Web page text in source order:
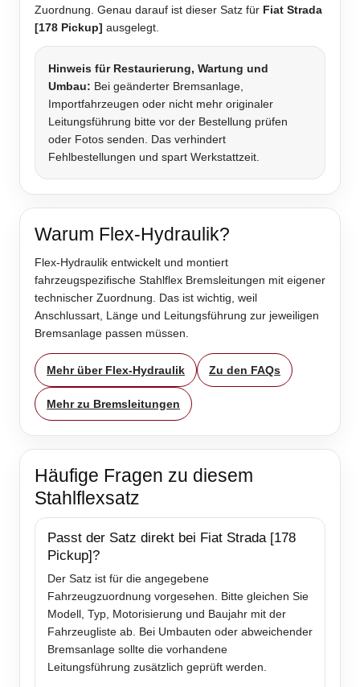
Zuordnung. Genau darauf ist dieser Satz für Fiat Strada
[178 Pickup] ausgelegt.
Hinweis für Restaurierung, Wartung und
Umbau: Bei geänderter Bremsanlage,
Importfahrzeugen oder nicht mehr originaler
Leitungsführung bitte vor der Bestellung prüfen
oder Fotos senden. Das verhindert
Fehlbestellungen und spart Werkstattzeit.
Warum Flex-Hydraulik?
Flex-Hydraulik entwickelt und montiert
fahrzeugspezifische Stahlflex Bremsleitungen mit eigener
technischer Zuordnung. Das ist wichtig, weil
Anschlussart, Länge und Leitungsführung zur jeweiligen
Bremsanlage passen müssen.
Mehr über Flex-Hydraulik Zu den FAQs
Mehr zu Bremsleitungen
Häufige Fragen zu diesem
Stahlflexsatz
Passt der Satz direkt bei Fiat Strada [178
Pickup]?
Der Satz ist für die angegebene
Fahrzeugzuordnung vorgesehen. Bitte gleichen Sie
Modell, Typ, Motorisierung und Baujahr mit der
Fahrzeugliste ab. Bei Umbauten oder abweichender
Bremsanlage sollte die vorhandene
Leitungsführung zusätzlich geprüft werden.